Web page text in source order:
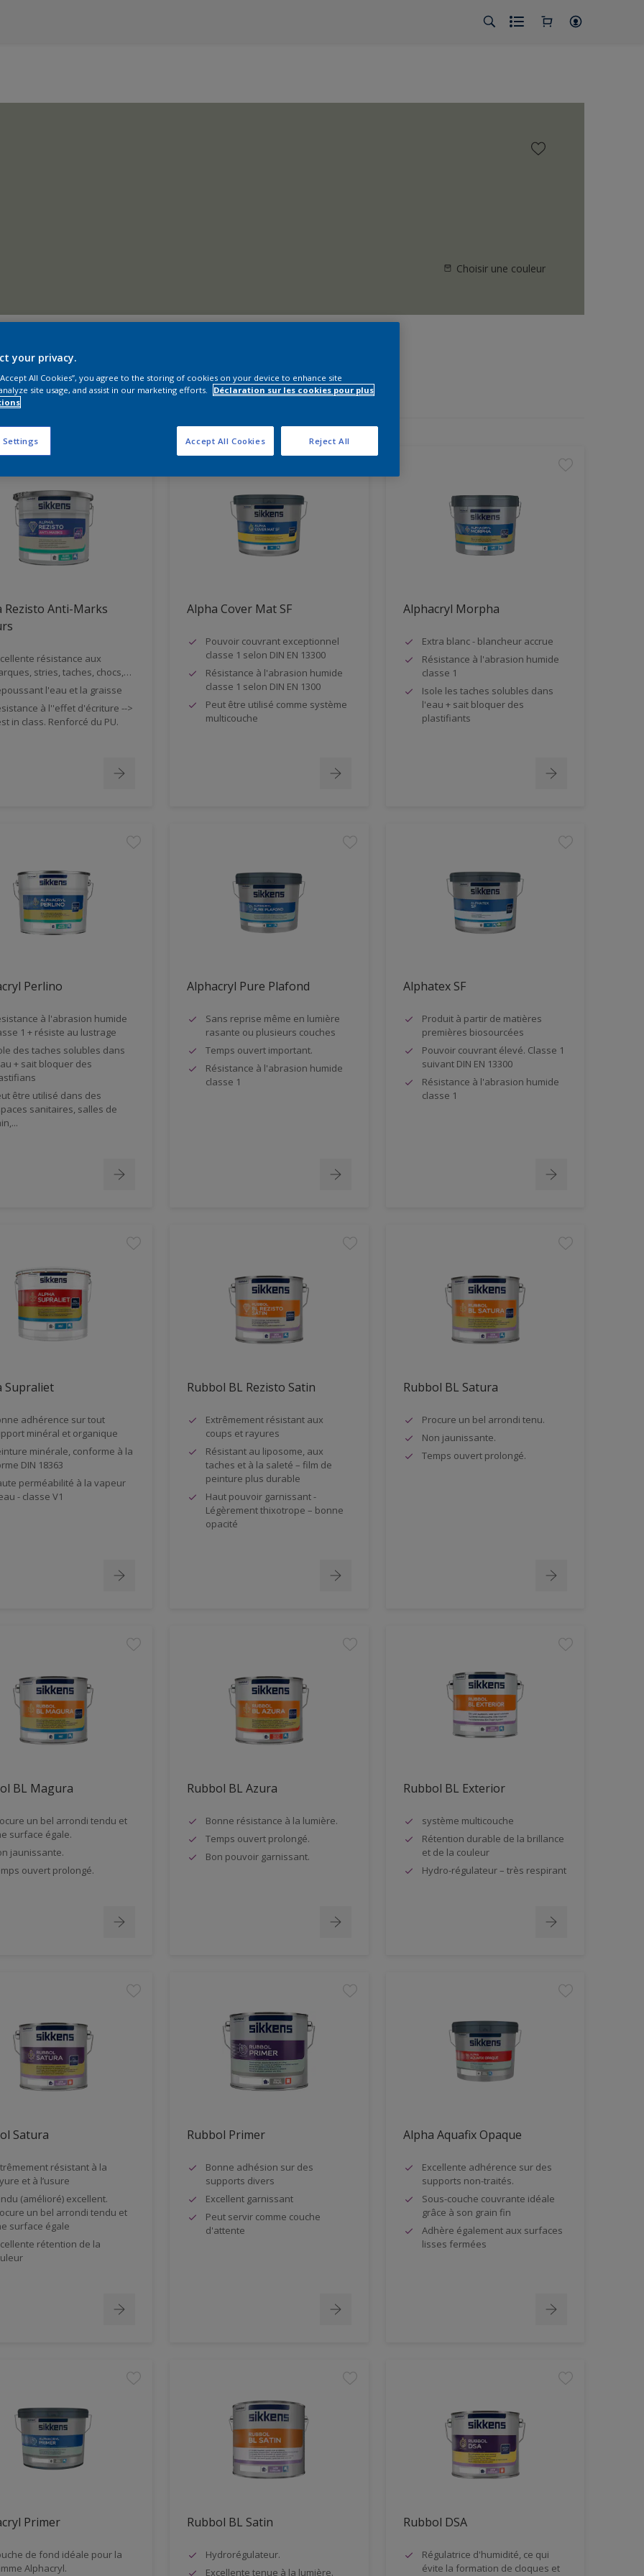
Choisir une couleur
produits vous faut-il?
résultats pour vous
Rezisto Anti-Marks
résistance aux
stries, taches, chocs,…
l'eau et la graisse
à l''effet d'écriture -->
in class. Renforcé du PU.
Alpha Cover Mat SF
Pouvoir couvrant exceptionnel
classe 1 selon DIN EN 13300
Résistance à l'abrasion humide
classe 1 selon DIN EN 1300
Peut être utilisé comme système
multicouche
Alphacryl Morpha
Extra blanc - blancheur accrue
Résistance à l'abrasion humide
classe 1
Isole les taches solubles dans
l'eau + sait bloquer des
plastifiants
Perlino
à l'abrasion humide
1 + résiste au lustrage
des taches solubles dans
+ sait bloquer des
être utilisé dans des
sanitaires, salles de
Alphacryl Pure Plafond
Sans reprise même en lumière
rasante ou plusieurs couches
Temps ouvert important.
Résistance à l'abrasion humide
classe 1
Alphatex SF
Produit à partir de matières
premières biosourcées
Pouvoir couvrant élevé. Classe 1
suivant DIN EN 13300
Résistance à l'abrasion humide
classe 1
Supraliet
adhérence sur tout
minéral et organique
minérale, conforme à la
DIN 18363
perméabilité à la vapeur
- classe V1
Rubbol BL Rezisto Satin
Extrêmement résistant aux
coups et rayures
Résistant au liposome, aux
taches et à la saleté – film de
peinture plus durable
Haut pouvoir garnissant -
Légèrement thixotrope – bonne
opacité
Rubbol BL Satura
Procure un bel arrondi tenu.
Non jaunissante.
Temps ouvert prolongé.
BL Magura
un bel arrondi tendu et
surface égale.
jaunissante.
ouvert prolongé.
Rubbol BL Azura
Bonne résistance à la lumière.
Temps ouvert prolongé.
Bon pouvoir garnissant.
Rubbol BL Exterior
système multicouche
Rétention durable de la brillance
et de la couleur
Hydro-régulateur – très respirant
Satura
résistant à la
et à l’usure
(amélioré) excellent.
un bel arrondi tendu et
surface égale
rétention de la
Rubbol Primer
Bonne adhésion sur des
supports divers
Excellent garnissant
Peut servir comme couche
d'attente
Alpha Aquafix Opaque
Excellente adhérence sur des
supports non-traités.
Sous-couche couvrante idéale
grâce à son grain fin
Adhère également aux surfaces
lisses fermées
Primer
de fond idéale pour la
Alphacryl.
Rubbol BL Satin
Hydrorégulateur.
Excellente tenue à la lumière.
Rubbol DSA
Régulatrice d'humidité, ce qui
évite la formation de cloques et
your privacy.
All Cookies”, you agree to the storing of cookies on your device to enhance site
site usage, and assist in our marketing efforts.
Déclaration sur les cookies pour plus
Settings Reject All
Accept All Cookies